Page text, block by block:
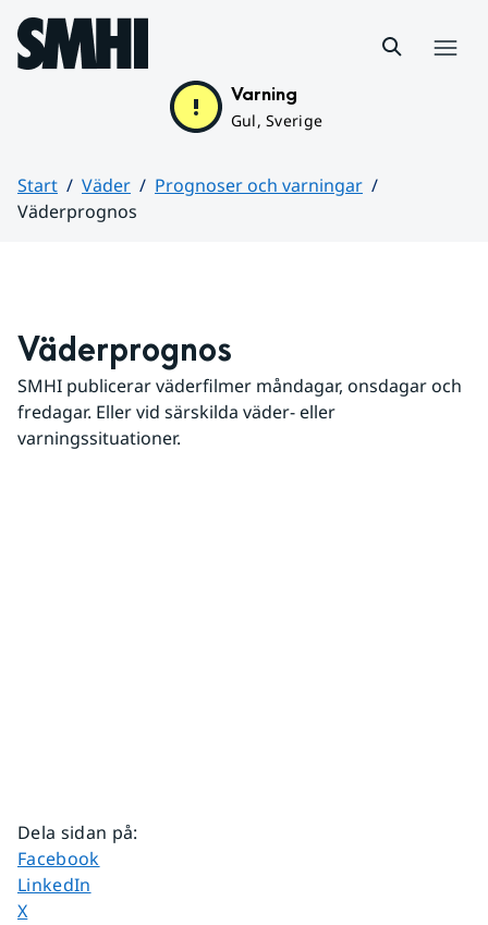
Hoppa till sidans innehåll
Varning
Gul, Sverige
Start Väder
Prognoser och varningar
Väderprognos
Väderprognos
SMHI publicerar väderfilmer måndagar, onsdagar och
fredagar. Eller vid särskilda väder- eller
varningssituationer.
Dela sidan på:
Dela sidan på
Facebook
Dela sidan på
LinkedIn
Dela sidan på
X